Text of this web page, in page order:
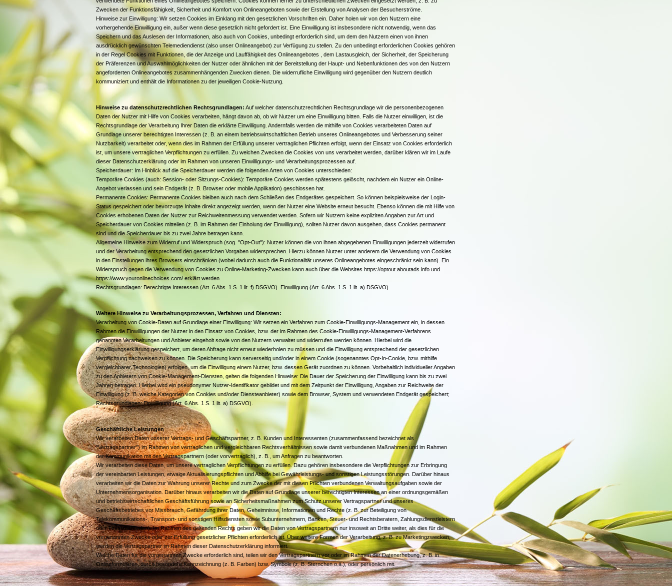
Zwecken der Funktionsfähigkeit, Sicherheit und Komfort von Onlineangeboten sowie der Erstellung von Analysen der Besucherströme.
Hinweise zur Einwilligung: Wir setzen Cookies im Einklang mit den gesetzlichen Vorschriften ein. Daher holen wir von den Nutzern eine
vorhergehende Einwilligung ein, außer wenn diese gesetzlich nicht gefordert ist. Eine Einwilligung ist insbesondere nicht notwendig, wenn das
Speichern und das Auslesen der Informationen, also auch von Cookies, unbedingt erforderlich sind, um dem den Nutzern einen von ihnen
ausdrücklich gewünschten Telemediendienst (also unser Onlineangebot) zur Verfügung zu stellen. Zu den unbedingt erforderlichen Cookies gehören
in der Regel Cookies mit Funktionen, die der Anzeige und Lauffähigkeit des Onlineangebotes , dem Lastausgleich, der Sicherheit, der Speicherung
der Präferenzen und Auswahlmöglichkeiten der Nutzer oder ähnlichen mit der Bereitstellung der Haupt- und Nebenfunktionen des von den Nutzern
angeforderten Onlineangebotes zusammenhängenden Zwecken dienen. Die widerrufliche Einwilligung wird gegenüber den Nutzern deutlich
kommuniziert und enthält die Informationen zu der jeweiligen Cookie-Nutzung.
Hinweise zu datenschutzrechtlichen Rechtsgrundlagen: Auf welcher datenschutzrechtlichen Rechtsgrundlage wir die personenbezogenen
Daten der Nutzer mit Hilfe von Cookies verarbeiten, hängt davon ab, ob wir Nutzer um eine Einwilligung bitten. Falls die Nutzer einwilligen, ist die
Rechtsgrundlage der Verarbeitung Ihrer Daten die erklärte Einwilligung. Andernfalls werden die mithilfe von Cookies verarbeiteten Daten auf
Grundlage unserer berechtigten Interessen (z. B. an einem betriebswirtschaftlichen Betrieb unseres Onlineangebotes und Verbesserung seiner
Nutzbarkeit) verarbeitet oder, wenn dies im Rahmen der Erfüllung unserer vertraglichen Pflichten erfolgt, wenn der Einsatz von Cookies erforderlich
ist, um unsere vertraglichen Verpflichtungen zu erfüllen. Zu welchen Zwecken die Cookies von uns verarbeitet werden, darüber klären wir im Laufe
dieser Datenschutzerklärung oder im Rahmen von unseren Einwilligungs- und Verarbeitungsprozessen auf.
Speicherdauer: Im Hinblick auf die Speicherdauer werden die folgenden Arten von Cookies unterschieden:
Temporäre Cookies (auch: Session- oder Sitzungs-Cookies): Temporäre Cookies werden spätestens gelöscht, nachdem ein Nutzer ein Online-
Angebot verlassen und sein Endgerät (z. B. Browser oder mobile Applikation) geschlossen hat.
Permanente Cookies: Permanente Cookies bleiben auch nach dem Schließen des Endgerätes gespeichert. So können beispielsweise der Login-
Status gespeichert oder bevorzugte Inhalte direkt angezeigt werden, wenn der Nutzer eine Website erneut besucht. Ebenso können die mit Hilfe von
Cookies erhobenen Daten der Nutzer zur Reichweitenmessung verwendet werden. Sofern wir Nutzern keine expliziten Angaben zur Art und
Speicherdauer von Cookies mitteilen (z. B. im Rahmen der Einholung der Einwilligung), sollten Nutzer davon ausgehen, dass Cookies permanent
sind und die Speicherdauer bis zu zwei Jahre betragen kann.
Allgemeine Hinweise zum Widerruf und Widerspruch (sog. "Opt-Out"): Nutzer können die von ihnen abgegebenen Einwilligungen jederzeit widerrufen
und der Verarbeitung entsprechend den gesetzlichen Vorgaben widersprechen. Hierzu können Nutzer unter anderem die Verwendung von Cookies
in den Einstellungen ihres Browsers einschränken (wobei dadurch auch die Funktionalität unseres Onlineangebotes eingeschränkt sein kann). Ein
Widerspruch gegen die Verwendung von Cookies zu Online-Marketing-Zwecken kann auch über die Websites https://optout.aboutads.info und
https://www.youronlinechoices.com/ erklärt werden.
Rechtsgrundlagen: Berechtigte Interessen (Art. 6 Abs. 1 S. 1 lit. f) DSGVO). Einwilligung (Art. 6 Abs. 1 S. 1 lit. a) DSGVO).
Weitere Hinweise zu Verarbeitungsprozessen, Verfahren und Diensten:
Verarbeitung von Cookie-Daten auf Grundlage einer Einwilligung: Wir setzen ein Verfahren zum Cookie-Einwilligungs-Management ein, in dessen
Rahmen die Einwilligungen der Nutzer in den Einsatz von Cookies, bzw. der im Rahmen des Cookie-Einwilligungs-Management-Verfahrens
genannten Verarbeitungen und Anbieter eingeholt sowie von den Nutzern verwaltet und widerrufen werden können. Hierbei wird die
Einwilligungserklärung gespeichert, um deren Abfrage nicht erneut wiederholen zu müssen und die Einwilligung entsprechend der gesetzlichen
Verpflichtung nachweisen zu können. Die Speicherung kann serverseitig und/oder in einem Cookie (sogenanntes Opt-In-Cookie, bzw. mithilfe
vergleichbarer Technologien) erfolgen, um die Einwilligung einem Nutzer, bzw. dessen Gerät zuordnen zu können. Vorbehaltlich individueller Angaben
zu den Anbietern von Cookie-Management-Diensten, gelten die folgenden Hinweise: Die Dauer der Speicherung der Einwilligung kann bis zu zwei
Jahren betragen. Hierbei wird ein pseudonymer Nutzer-Identifikator gebildet und mit dem Zeitpunkt der Einwilligung, Angaben zur Reichweite der
Einwilligung (z. B. welche Kategorien von Cookies und/oder Diensteanbieter) sowie dem Browser, System und verwendeten Endgerät gespeichert;
Rechtsgrundlagen: Einwilligung (Art. 6 Abs. 1 S. 1 lit. a) DSGVO).
Geschäftliche Leistungen
Wir verarbeiten Daten unserer Vertrags- und Geschäftspartner, z. B. Kunden und Interessenten (zusammenfassend bezeichnet als
"Vertragspartner") im Rahmen von vertraglichen und vergleichbaren Rechtsverhältnissen sowie damit verbundenen Maßnahmen und im Rahmen
der Kommunikation mit den Vertragspartnern (oder vorvertraglich), z. B., um Anfragen zu beantworten.
Wir verarbeiten diese Daten, um unsere vertraglichen Verpflichtungen zu erfüllen. Dazu gehören insbesondere die Verpflichtungen zur Erbringung
der vereinbarten Leistungen, etwaige Aktualisierungspflichten und Abhilfe bei Gewährleistungs- und sonstigen Leistungsstörungen. Darüber hinaus
verarbeiten wir die Daten zur Wahrung unserer Rechte und zum Zwecke der mit diesen Pflichten verbundenen Verwaltungsaufgaben sowie der
Unternehmensorganisation. Darüber hinaus verarbeiten wir die Daten auf Grundlage unserer berechtigten Interessen an einer ordnungsgemäßen
und betriebswirtschaftlichen Geschäftsführung sowie an Sicherheitsmaßnahmen zum Schutz unserer Vertragspartner und unseres
Geschäftsbetriebes vor Missbrauch, Gefährdung ihrer Daten, Geheimnisse, Informationen und Rechte (z. B. zur Beteiligung von
Telekommunikations-, Transport- und sonstigen Hilfsdiensten sowie Subunternehmern, Banken, Steuer- und Rechtsberatern, Zahlungsdienstleistern
oder Finanzbehörden). Im Rahmen des geltenden Rechts geben wir die Daten von Vertragspartnern nur insoweit an Dritte weiter, als dies für die
vorgenannten Zwecke oder zur Erfüllung gesetzlicher Pflichten erforderlich ist. Über weitere Formen der Verarbeitung, z. B. zu Marketingzwecken,
werden die Vertragspartner im Rahmen dieser Datenschutzerklärung informiert.
Welche Daten für die vorgenannten Zwecke erforderlich sind, teilen wir den Vertragspartnern vor oder im Rahmen der Datenerhebung, z. B. in
Onlineformularen, durch besondere Kennzeichnung (z. B. Farben) bzw. Symbole (z. B. Sternchen o.ä.), oder persönlich mit.